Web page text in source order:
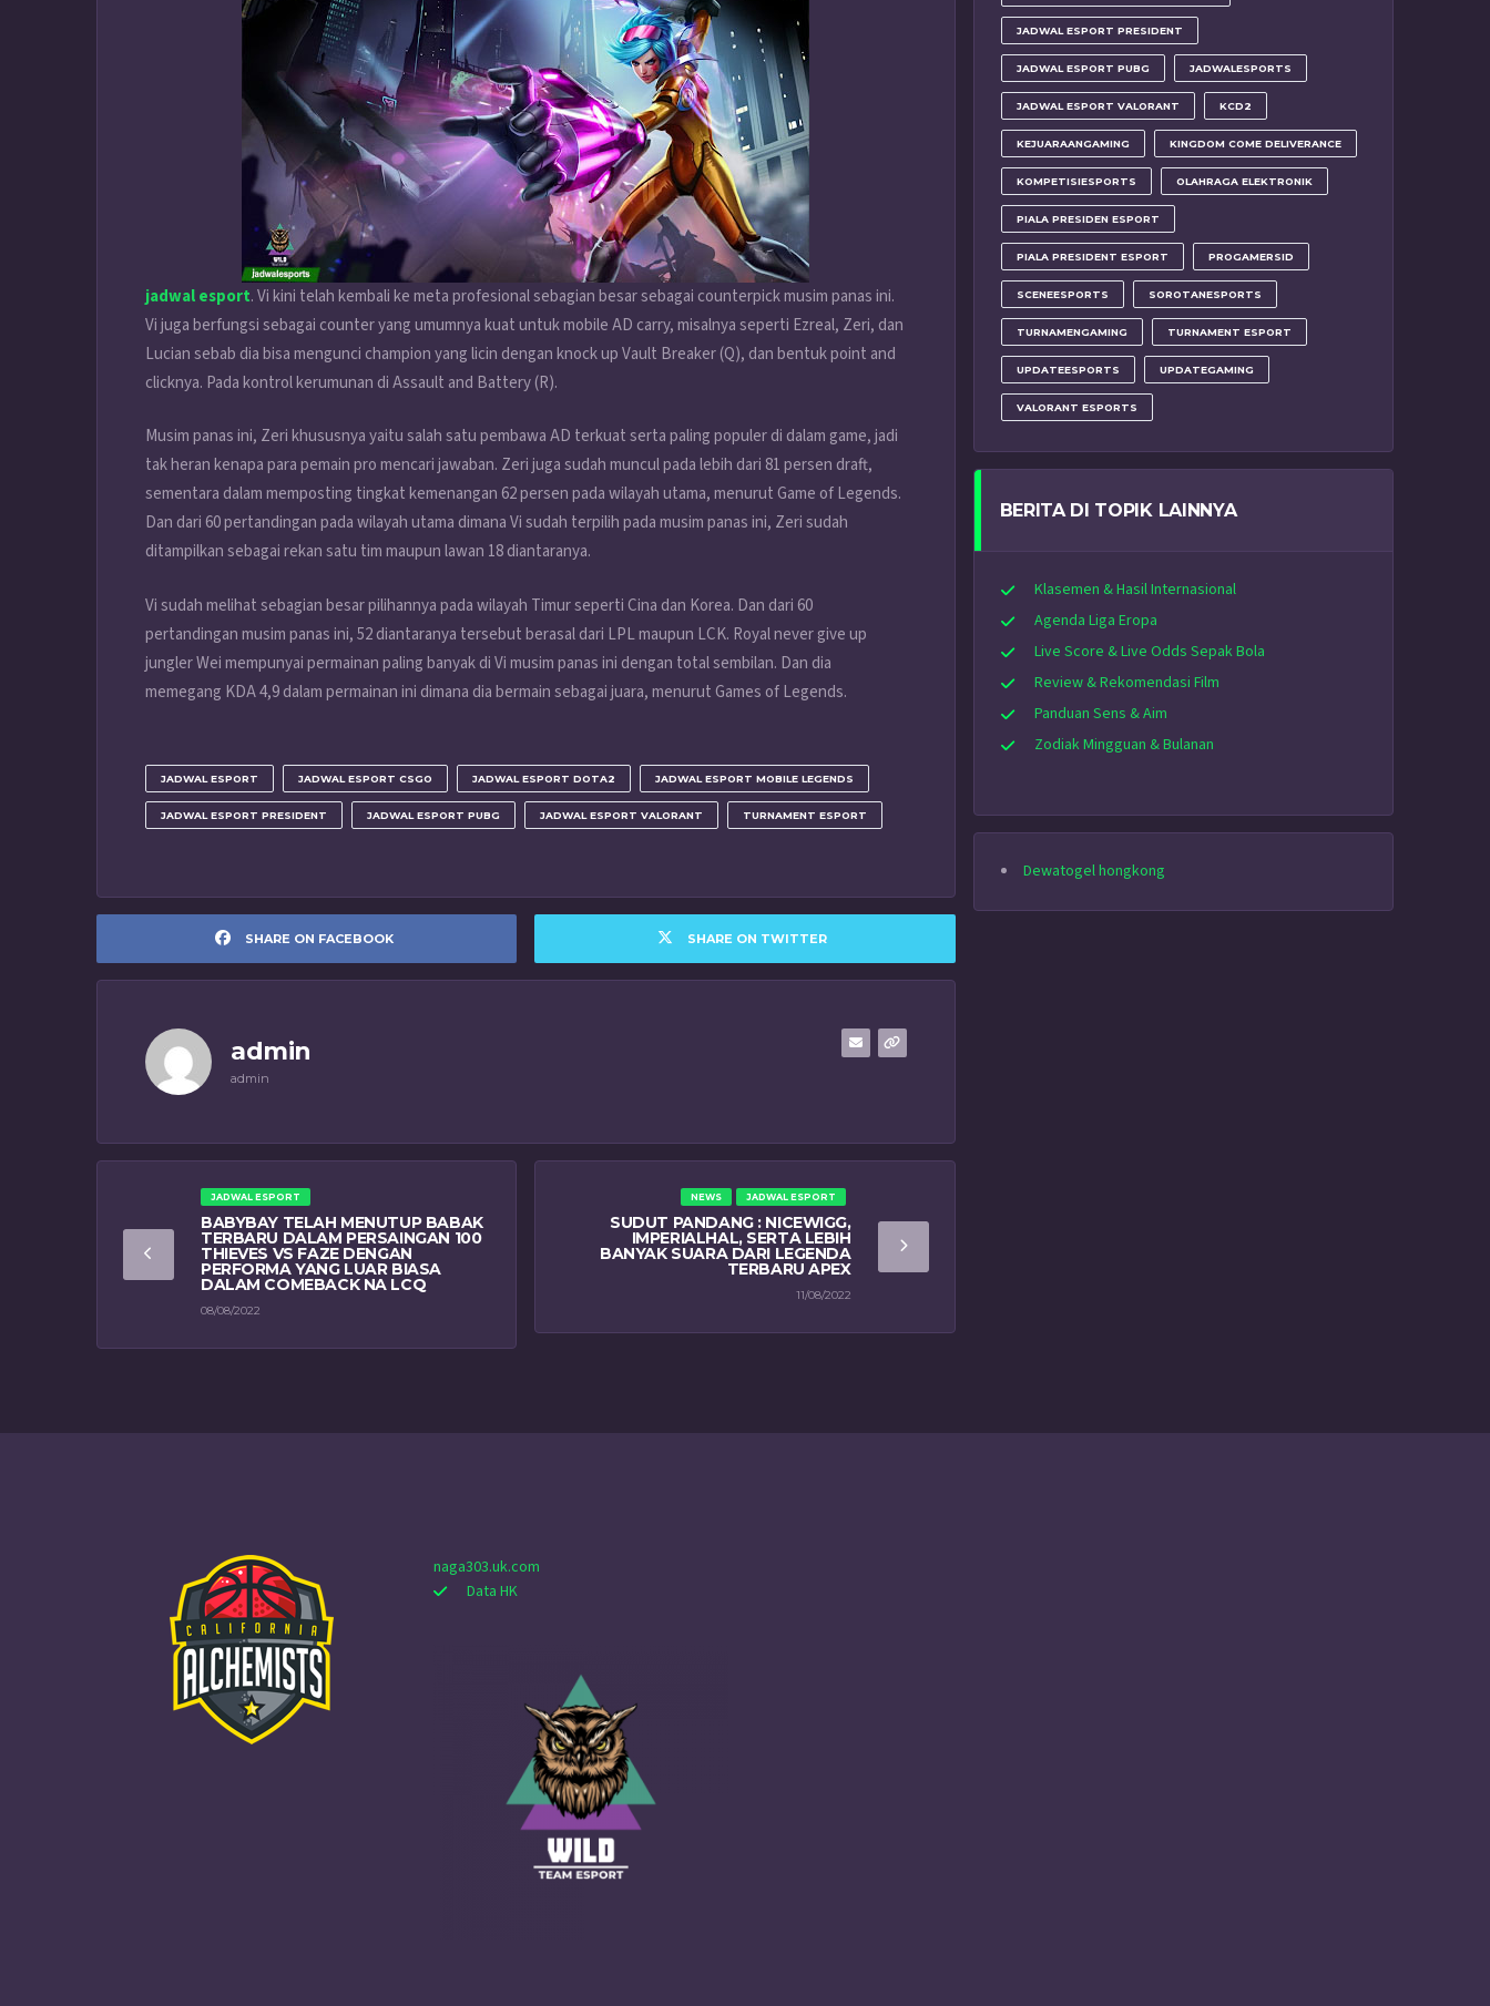
jadwal esport. Vi kini telah kembali ke meta profesional sebagian besar sebagai counterpick musim panas ini.
Vi juga berfungsi sebagai counter yang umumnya kuat untuk mobile AD carry, misalnya seperti Ezreal, Zeri, dan
Lucian sebab dia bisa mengunci champion yang licin dengan knock up Vault Breaker (Q), dan bentuk point and
clicknya. Pada kontrol kerumunan di Assault and Battery (R).
Musim panas ini, Zeri khususnya yaitu salah satu pembawa AD terkuat serta paling populer di dalam game, jadi
tak heran kenapa para pemain pro mencari jawaban. Zeri juga sudah muncul pada lebih dari 81 persen draft,
sementara dalam memposting tingkat kemenangan 62 persen pada wilayah utama, menurut Game of Legends.
Dan dari 60 pertandingan pada wilayah utama dimana Vi sudah terpilih pada musim panas ini, Zeri sudah
ditampilkan sebagai rekan satu tim maupun lawan 18 diantaranya.
Vi sudah melihat sebagian besar pilihannya pada wilayah Timur seperti Cina dan Korea. Dan dari 60
pertandingan musim panas ini, 52 diantaranya tersebut berasal dari LPL maupun LCK. Royal never give up
jungler Wei mempunyai permainan paling banyak di Vi musim panas ini dengan total sembilan. Dan dia
memegang KDA 4,9 dalam permainan ini dimana dia bermain sebagai juara, menurut Games of Legends.
JADWAL ESPORT JADWAL ESPORT CSGO JADWAL ESPORT DOTA2 JADWAL ESPORT MOBILE LEGENDS
JADWAL ESPORT PRESIDENT JADWAL ESPORT PUBG JADWAL ESPORT VALORANT TURNAMENT ESPORT
SHARE ON FACEBOOK SHARE ON TWITTER
admin
admin
JADWAL ESPORT
BABYBAY TELAH MENUTUP BABAK
TERBARU DALAM PERSAINGAN 100
THIEVES VS FAZE DENGAN
PERFORMA YANG LUAR BIASA
DALAM COMEBACK NA LCQ
08/08/2022
JADWAL ESPORT
NEWS
SUDUT PANDANG : NICEWIGG,
IMPERIALHAL, SERTA LEBIH
BANYAK SUARA DARI LEGENDA
TERBARU APEX
11/08/2022
JADWAL ESPORT PRESIDENT
JADWAL ESPORT PUBG JADWALESPORTS
JADWAL ESPORT VALORANT KCD2
KEJUARAANGAMING KINGDOM COME DELIVERANCE
KOMPETISIESPORTS OLAHRAGA ELEKTRONIK
PIALA PRESIDEN ESPORT
PIALA PRESIDENT ESPORT PROGAMERSID
SCENEESPORTS SOROTANESPORTS
TURNAMENGAMING TURNAMENT ESPORT
UPDATEESPORTS UPDATEGAMING
VALORANT ESPORTS
BERITA DI TOPIK LAINNYA
Klasemen & Hasil Internasional
Agenda Liga Eropa
Live Score & Live Odds Sepak Bola
Review & Rekomendasi Film
Panduan Sens & Aim
Zodiak Mingguan & Bulanan
Dewatogel hongkong
naga303.uk.com
Data HK